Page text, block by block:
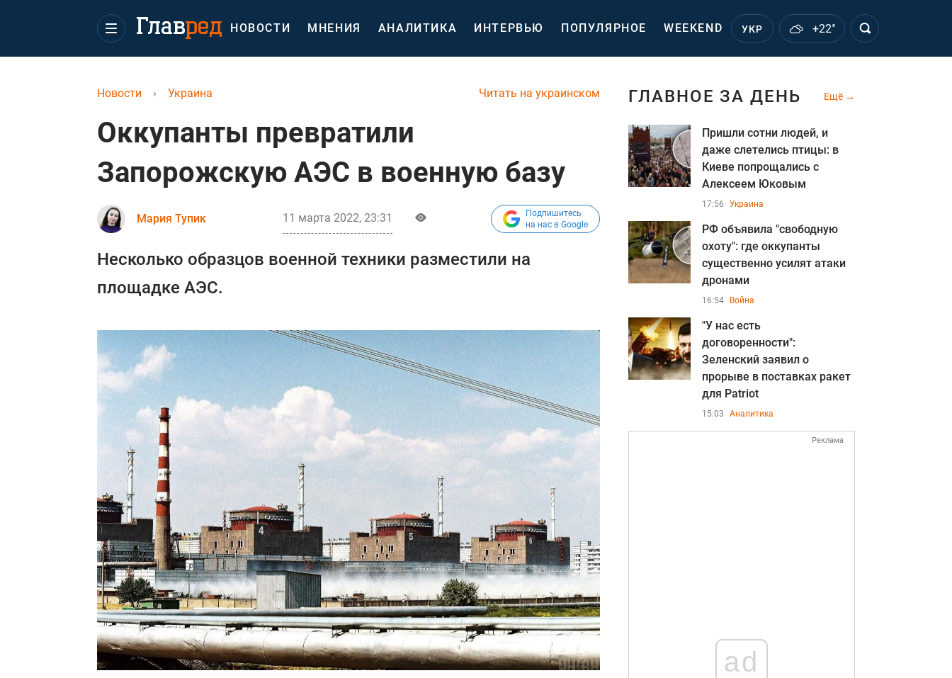
НОВОСТИ МНЕНИЯ АНАЛИТИКА ИНТЕРВЬЮ ПОПУЛЯРНОЕ WEEKEND УКР +22°
Читать на украинском
Новости › Украина
Оккупанты превратили
Запорожскую АЭС в военную базу
Мария Тупик 11 марта 2022, 23:31
Подпишитесь
на нас в Google
Несколько образцов военной техники разместили на
площадке АЭС.
ГЛАВНОЕ ЗА ДЕНЬ Ещё
Пришли сотни людей, и
даже слетелись птицы: в
Киеве попрощались с
Алексеем Юковым
17:56 Украина
РФ объявила "свободную
охоту": где оккупанты
существенно усилят атаки
дронами
16:54 Война
"У нас есть
договоренности":
Зеленский заявил о
прорыве в поставках ракет
для Patriot
15:03 Аналитика
Реклама
ad